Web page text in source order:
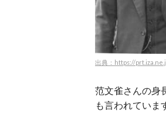
出典：https://
范文雀さんの身
も言われていま